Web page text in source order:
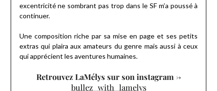
excentricité ne sombrant pas trop dans le SF m’a poussé à
continuer.
Une composition riche par sa mise en page et ses petits
extras qui plaira aux amateurs du genre mais aussi à ceux
qui apprécient les aventures humaines.
Retrouvez LaMélys sur son instagram ->
bullez_with_lamelys